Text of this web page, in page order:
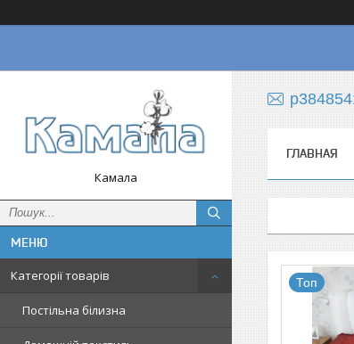
Камала
Категорії товарів
Постільна білизна
ГЛАВНАЯ
Топ